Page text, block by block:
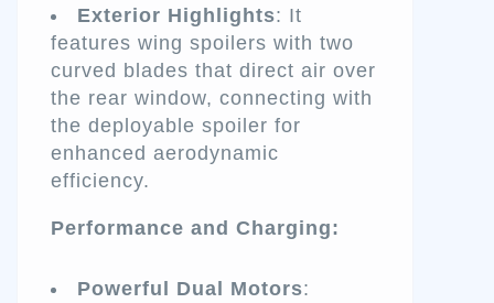
Exterior Highlights: It
features wing spoilers with two
curved blades that direct air over
the rear window, connecting with
the deployable spoiler for
enhanced aerodynamic
efficiency.
Performance and Charging:
Powerful Dual Motors: